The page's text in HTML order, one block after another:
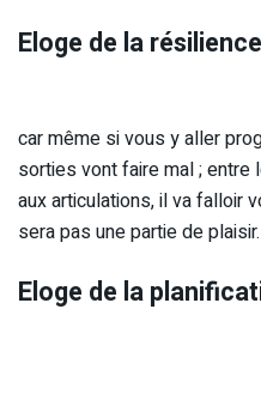
Eloge de la
car même si vous y aller
sorties vont faire mal ;
aux articulations, il va falloir
sera pas une partie de plaisir.
Eloge de la